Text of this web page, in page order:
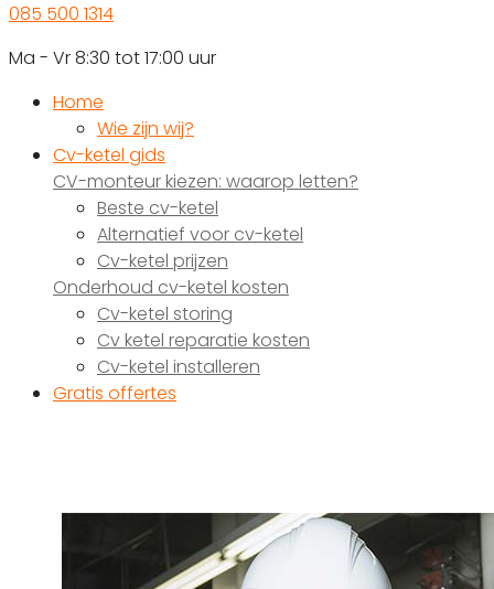
085 500 1314
Ma - Vr 8:30 tot 17:00 uur
Home
Wie zijn wij?
Cv-ketel gids
CV-monteur kiezen: waarop letten?
Beste cv-ketel
Alternatief voor cv-ketel
Cv-ketel prijzen
Onderhoud cv-ketel kosten
Cv-ketel storing
Cv ketel reparatie kosten
Cv-ketel installeren
Gratis offertes